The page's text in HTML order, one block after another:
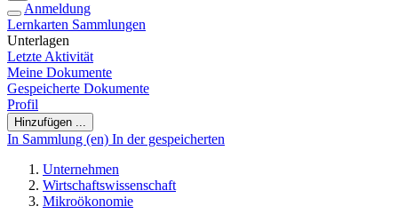
Anmeldung
Lernkarten Sammlungen
Unterlagen
Letzte Aktivität
Meine Dokumente
Gespeicherte Dokumente
Profil
Hinzufügen ...
In Sammlung (en) In der gespeicherten
Unternehmen
Wirtschaftswissenschaft
Mikroökonomie